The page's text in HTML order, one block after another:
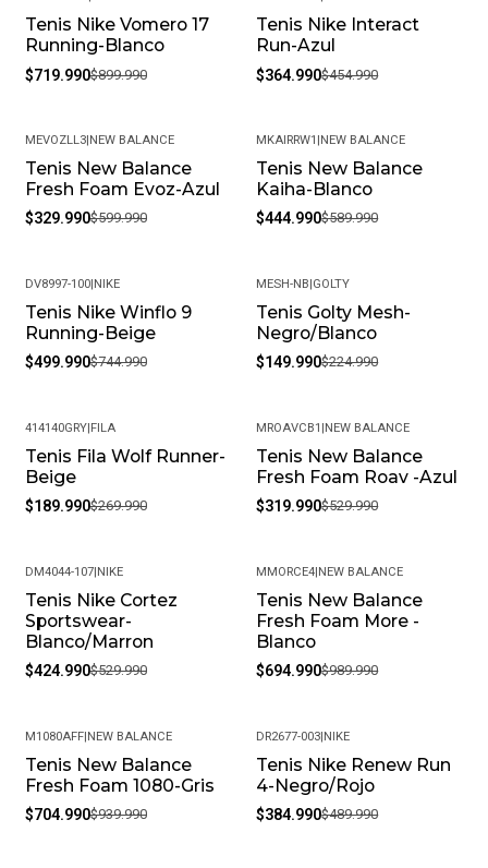
-20%
Tenis Nike Vomero 17
Running-Blanco
$719.990$899.990
-20%
Tenis Nike Interact
Run-Azul
$364.990$454.990
-45%
MEVOZLL3| NEW BALANCE
Tenis New Balance
Fresh Foam Evoz-Azul
$329.990$599.990
-25%
MKAIRRW1 NEW BALANCE
Tenis New Balance
Kaiha-Blanco
$444.990$589.990
-33%
DV8997-100| NIKE
Tenis Nike Winflo 9
Running-Beige
$499.990$744.990
-33%
MESH-NB GOLTY
Tenis Golty Mesh-
Negro/Blanco
$149.990$224.990
-30%
414140GRY| FILA
Tenis Fila Wolf Runner-
Beige
$189.990$269.990
-40%
MROAVCB1 NEW BALANCE
Tenis New Balance
Fresh Foam Roav -Azul
$319.990$529.990
-20%
DM4044-107| NIKE
Tenis Nike Cortez
Sportswear-
Blanco/Marron
$424.990$529.990
-30%
MMORCE4 NEW BALANCE
Tenis New Balance
Fresh Foam More -
Blanco
$694.990$989.990
-25%
M1080AFF| NEW BALANCE
Tenis New Balance
Fresh Foam 1080-Gris
$704.990$939.990
-21%
DR2677-003 NIKE
Tenis Nike Renew Run
4-Negro/Rojo
$384.990$489.990